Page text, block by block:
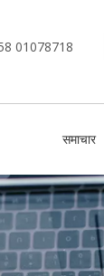
01078718
समाचार